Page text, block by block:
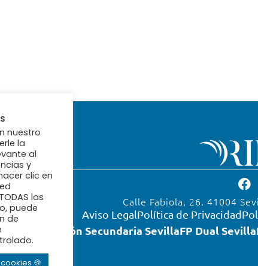
Calle Fabiola, 26. 41004
Aviso LegalPolítica de Privacidad
Educación Secundaria SevillaFP Dual Sevilla
nuestro
la
al
y
clic en
las
puede
de
🍪